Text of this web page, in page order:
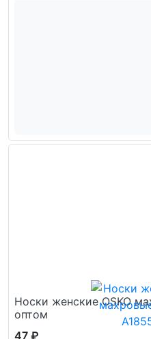
Носки женские OSKO
оптом
47 ₽